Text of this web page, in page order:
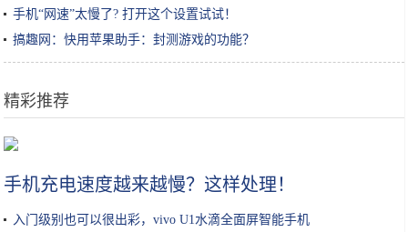
手机“网速”太慢了? 打开这个设置试试！
搞趣网：快用苹果助手：封测游戏的功能？
精彩推荐
手机充电速度越来越慢？这样处理！
入门级别也可以很出彩，vivo U1水滴全面屏智能手机